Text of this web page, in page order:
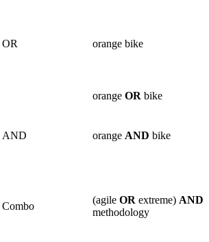
OR orange bike
orange OR bike
AND orange AND bike
Combo
(agile OR extreme) AND
methodology